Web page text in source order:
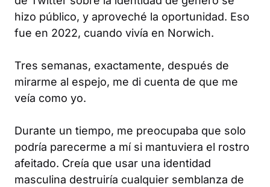
hizo público, y aproveché la oportunidad. Eso
fue en 2022, cuando vivía en Norwich.
Tres semanas, exactamente, después de
mirarme al espejo, me di cuenta de que me
veía como yo.
Durante un tiempo, me preocupaba que solo
podría parecerme a mí si mantuviera el rostro
afeitado. Creía que usar una identidad
masculina destruiría cualquier semblanza de